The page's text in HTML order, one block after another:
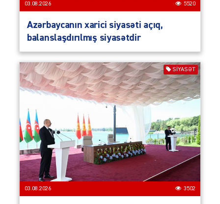
03.08.2026 5520
Azərbaycanın xarici siyasəti açıq,
balanslaşdırılmış siyasətdir
SIYASƏT
03.08.2026 3502